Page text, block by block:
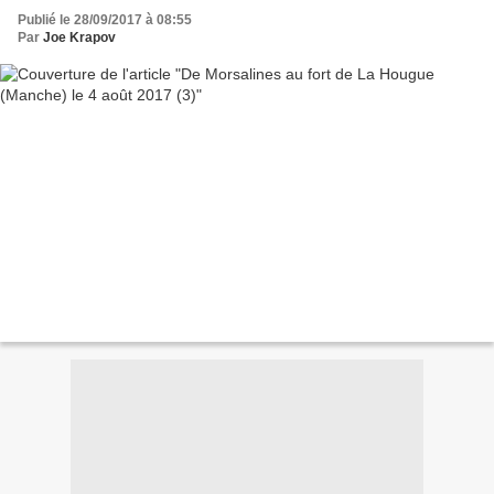
Publié le 28/09/2017 à 08:55
Par Joe Krapov